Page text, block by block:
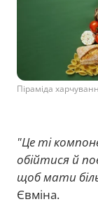
Піраміда
"Це ті
обійтися й
щоб мати
Євміна.